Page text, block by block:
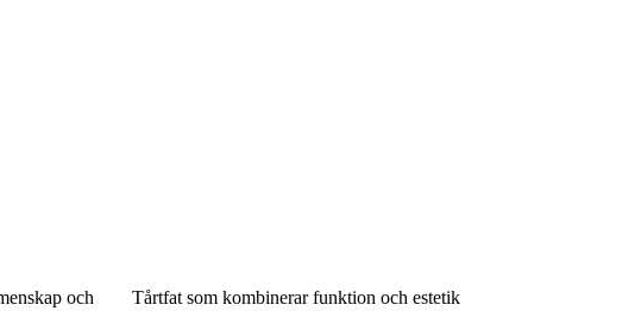
och
Tårtfat som kombinerar funktion och estetik